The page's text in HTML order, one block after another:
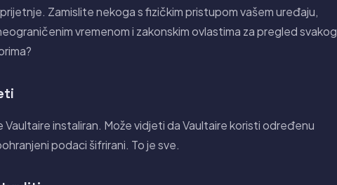
Zamislite nekoga s fizičkim pristupom vašem uređaju,
vremenom i zakonskim ovlastima za pregled svakog
instaliran. Može vidjeti da Vaultaire koristi određenu
podaci šifrirani. To je sve.